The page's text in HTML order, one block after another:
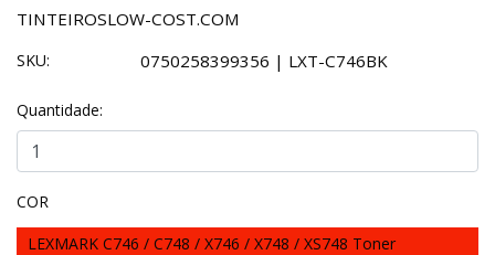
TINTEIROSLOW-COST.COM
SKU: 0750258399356 | LXT-C746BK
Quantidade:
COR
LEXMARK C746 / C748 / X746 / X748 / XS748 Toner